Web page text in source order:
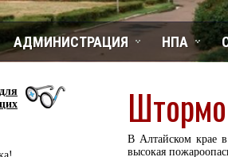
АДМИНИСТРАЦИЯ НПА
В Алтайском крае
высокая